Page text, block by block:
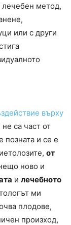
лечебен метод,
или с други
върху
са част от
позната и се е
от
ново и
и лечебното
ми
плодове,
произход,